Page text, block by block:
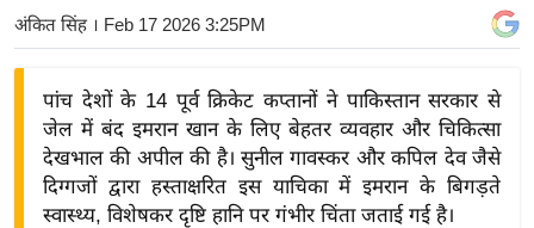
ज़
ने
द्यो
अंकित सिंह। Feb 17 2026 3:25PM
पांच देशों के 14 पूर्व क्रिकेट कप्तानों ने पाकिस्तान सरकार से
जेल में बंद इमरान खान के लिए बेहतर व्यवहार और चिकित्सा
देखभाल की अपील की है। सुनील गावस्कर और कपिल देव जैसे
दिग्गजों द्वारा हस्ताक्षरित इस याचिका में इमरान के बिगड़ते
स्वास्थ्य, विशेषकर दृष्टि हानि पर गंभीर चिंता जताई गई है।